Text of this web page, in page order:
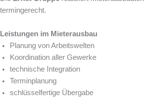
termingerecht.
Leistungen im Mieterausbau
Planung von Arbeitswelten
Koordination aller Gewerke
technische Integration
Terminplanung
schlüsselfertige Übergabe